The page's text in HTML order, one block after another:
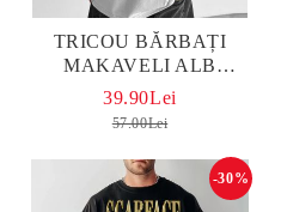
TRICOU BĂRBAȚI
MAKAVELI ALB
OVERSIZED
39.90Lei
57.00Lei
-30%